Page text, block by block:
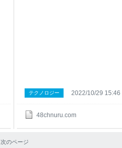
48chnuru.com
テクノロジー 2022/10/29 15:46
次のページ